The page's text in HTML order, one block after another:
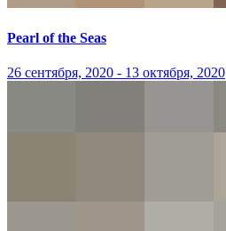
Pearl of the Seas
26 сентября, 2020 - 13 октября, 2020